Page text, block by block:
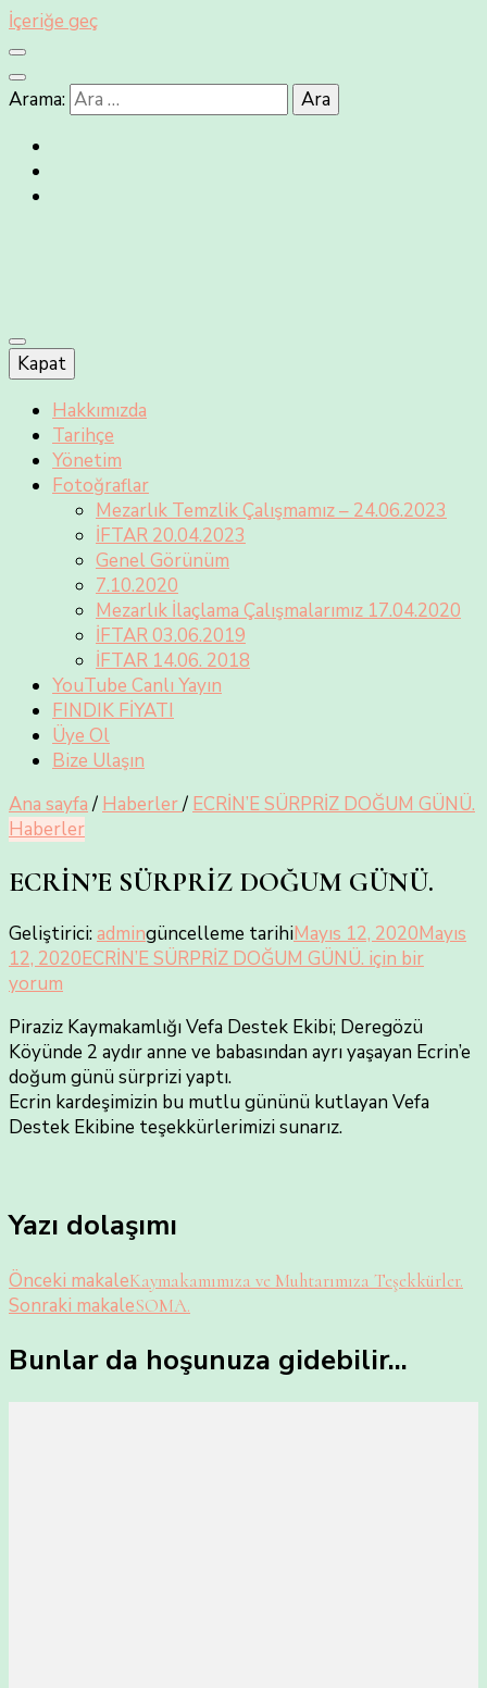
İçeriğe geç
Arama:
Kapat
Hakkımızda
Tarihçe
Yönetim
Fotoğraflar
Mezarlık Temzlik Çalışmamız – 24.06.2023
İFTAR 20.04.2023
Genel Görünüm
7.10.2020
Mezarlık İlaçlama Çalışmalarımız 17.04.2020
İFTAR 03.06.2019
İFTAR 14.06. 2018
YouTube Canlı Yayın
FINDIK FİYATI
Üye Ol
Bize Ulaşın
Ana sayfa / Haberler/ ECRİN’E SÜRPRİZ DOĞUM GÜNÜ.
Haberler
ECRİN’E SÜRPRİZ DOĞUM GÜNÜ.
Geliştirici: admingüncelleme tarihiMayıs 12, 2020Mayıs
12, 2020ECRİN’E SÜRPRİZ DOĞUM GÜNÜ. için bir
yorum
Piraziz Kaymakamlığı Vefa Destek Ekibi; Deregözü
Köyünde 2 aydır anne ve babasından ayrı yaşayan Ecrin’e
doğum günü sürprizi yaptı.
Ecrin kardeşimizin bu mutlu gününü kutlayan Vefa
Destek Ekibine teşekkürlerimizi sunarız.
Yazı dolaşımı
Önceki makaleKaymakamımıza ve Muhtarımıza Teşekkürler.
Sonraki makaleSOMA.
Bunlar da hoşunuza gidebilir...